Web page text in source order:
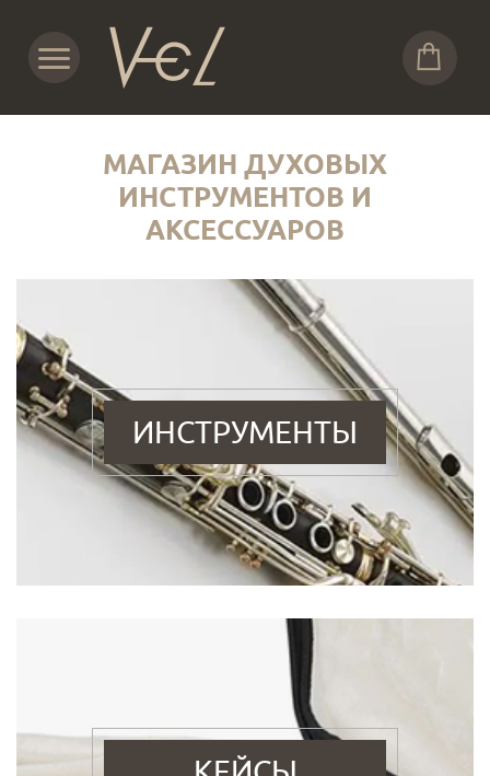
МАГАЗИН ДУХОВЫХ
ИНСТРУМЕНТОВ И
АКСЕССУАРОВ
ИНСТРУМЕНТЫ